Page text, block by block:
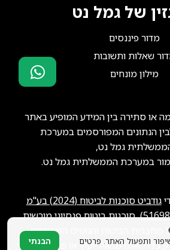
של גמל נט
מדור פיננסים
שאלות ותשובות
מילון מונחים
או סתירה בין המידע המופיע באתר
הנתונים המפורסמים במערכת
גמל נט,
במערכת הממשלתית גמל נט.
גודביט סוכנות לביטוח (2024) בע"מ
), סוכנות ביטוח פנסיוני מורשית.
מחברות הביטוח והגופים המוסדיים.
ואינו מהווה ייעוץ או שיווק פנסיוני
ותפעול האתר. פרטים
הבנתי